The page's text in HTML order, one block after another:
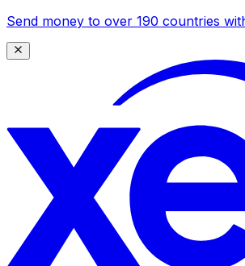
Send money to over 190 countries